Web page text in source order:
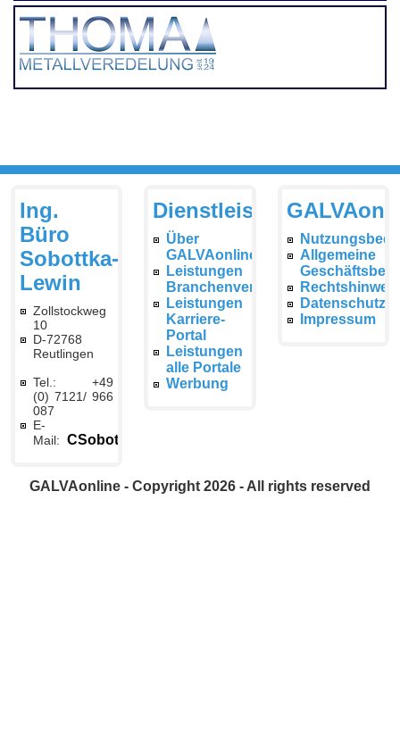
Ing.
Büro
Sobottka-
Lewin
Zollstockweg
10
D-72768
Reutlingen
Tel.: +49
(0) 7121/ 966
087
E-
Mail: CSobottka@galvaonline.de
Dienstleistungen
Über
GALVAonline
Leistungen
Branchenverzeichnis
Leistungen
Karriere-
Portal
Leistungen
alle Portale
Werbung
Allgemeine
Impressum
GALVAonline - Copyright 2026 - All rights reserved